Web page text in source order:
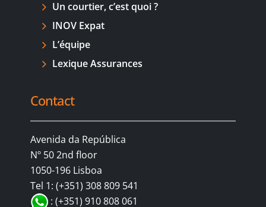
Un courtier, c’est quoi ?
INOV Expat
L’équipe
Lexique Assurances
Contact
Avenida da República
Nº 50 2nd floor
1050-196 Lisboa
Tel 1: (+351) 308 809 541
: (+351) 910 808 061